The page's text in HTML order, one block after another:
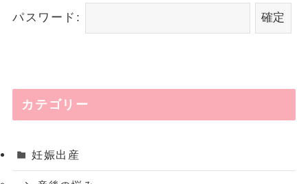
パスワード:
カテゴリー
妊娠出産